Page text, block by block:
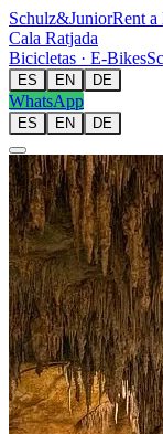
Schulz&JuniorRent a
Cala Ratjada
Bicicletas · E-Bikes
ES EN DE
WhatsApp
ES EN DE